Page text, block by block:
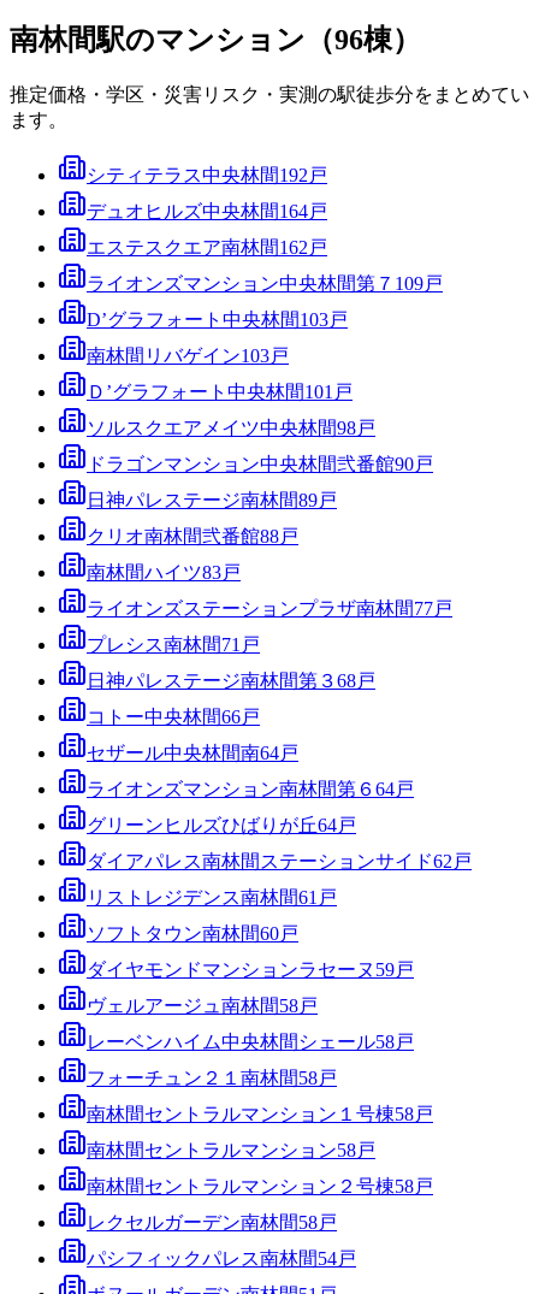
南林間駅のマンション（96棟）
推定価格・学区・災害リスク・実測の駅徒歩分をまとめてい
ます。
シティテラス中央林間192 戸
デュオヒルズ中央林間164戸
エステスクエア南林間162 戸
ライオンズマンション中央林間第７ 109戸
D’グラフォート中央林間103戸
南林間リバゲイン103戸
Ｄ’グラフォート中央林間101 戸
ソルスクエアメイツ中央林間98戸
ドラゴンマンション中央林間弐番館90戸
日神パレステージ南林間89戸
クリオ南林間弐番館88戸
南林間ハイツ83戸
ライオンズステーションプラザ南林間77戸
プレシス南林間71 戸
日神パレステージ南林間第３68戸
コトー中央林間66戸
セザール中央林間南64戸
ライオンズマンション南林間第６ 64戸
グリーンヒルズひばりが丘64戸
ダイアパレス南林間ステーションサイド62 戸
リストレジデンス南林間61 戸
ソフトタウン南林間60戸
ダイヤモンドマンションラセーヌ 59戸
ヴェルアージュ南林間58戸
レーベンハイム中央林間シェール58戸
フォーチュン２１南林間58戸
南林間セントラルマンション１号棟58戸
南林間セントラルマンション58戸
南林間セントラルマンション２号棟58戸
レクセルガーデン南林間58戸
パシフィックパレス南林間54戸